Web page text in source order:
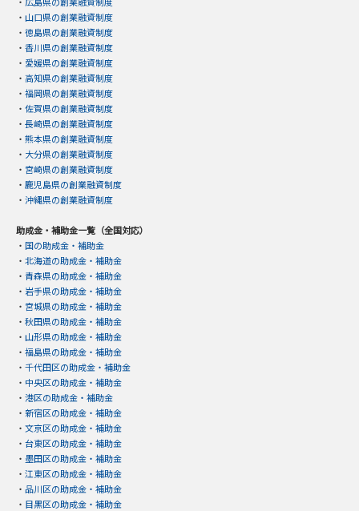
・ 山口県の創業融資制度
・ 徳島県の創業融資制度
・ 香川県の創業融資制度
・ 愛媛県の創業融資制度
・ 高知県の創業融資制度
・ 福岡県の創業融資制度
・ 佐賀県の創業融資制度
・ 長崎県の創業融資制度
・ 熊本県の創業融資制度
・ 大分県の創業融資制度
・ 宮崎県の創業融資制度
・ 鹿児島県の創業融資制度
・ 沖縄県の創業融資制度
助成金・補助金一覧（全国対応）
・ 国の助成金・補助金
・ 北海道の助成金・補助金
・ 青森県の助成金・補助金
・ 岩手県の助成金・補助金
・ 宮城県の助成金・補助金
・ 秋田県の助成金・補助金
・ 山形県の助成金・補助金
・ 福島県の助成金・補助金
・ 千代田区の助成金・補助金
・ 中央区の助成金・補助金
・ 港区の助成金・補助金
・ 新宿区の助成金・補助金
・ 文京区の助成金・補助金
・ 台東区の助成金・補助金
・ 墨田区の助成金・補助金
・ 江東区の助成金・補助金
・ 品川区の助成金・補助金
・ 目黒区の助成金・補助金